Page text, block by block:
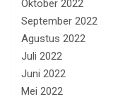
Oktober 2022
September 2022
Agustus 2022
Juli 2022
Juni 2022
Mei 2022